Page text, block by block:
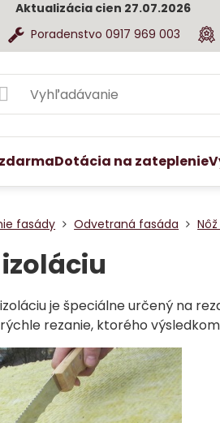
Aktualizácia cien 27.07.2026
Poradenstvo 0917 969 003
Dotácia na zateplenie
fasády Odvetraná fasáda
izoláciu je špeciálne určený na
rezanie, ktorého